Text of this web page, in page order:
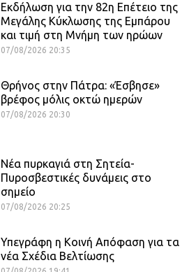
Εκδήλωση για την 82η Επέτειο της
Μεγάλης Κύκλωσης της Εμπάρου
και τιμή στη Μνήμη των ηρώων
07/08/2026 20:35
Θρήνος στην Πάτρα: «Έσβησε»
βρέφος μόλις οκτώ ημερών
07/08/2026 20:30
Νέα πυρκαγιά στη Σητεία-
Πυροσβεστικές δυνάμεις στο
σημείο
07/08/2026 20:25
Υπεγράφη η Κοινή Απόφαση για τα
νέα Σχέδια Βελτίωσης